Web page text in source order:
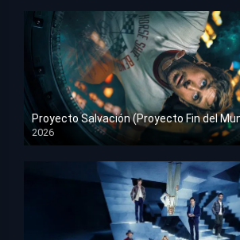
Proyecto Salvación (Proyecto Fin del
2026
HD 1080p